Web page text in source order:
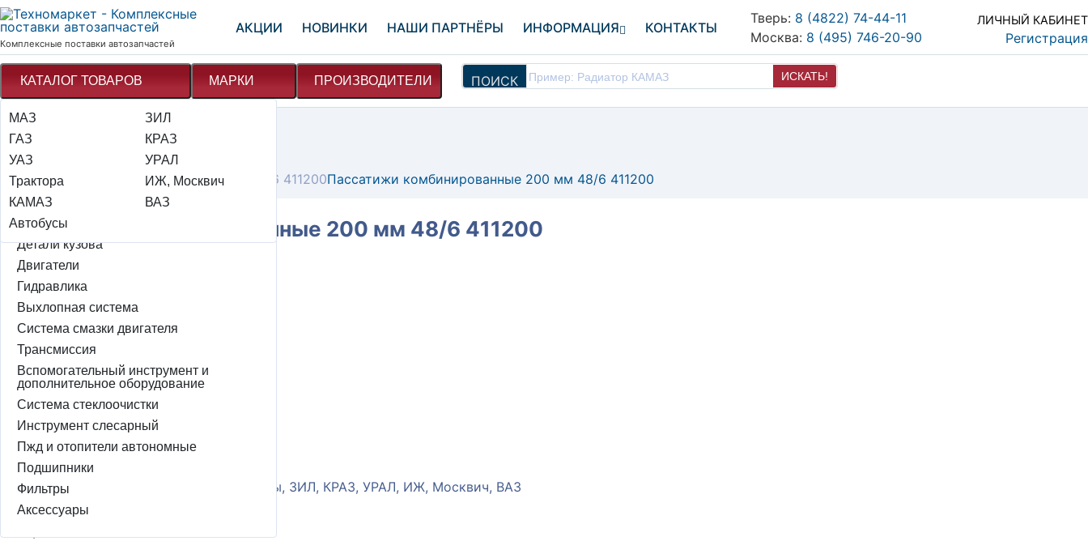
Комплексные поставки автозапчастей
АКЦИИ НОВИНКИ НАШИ ПАРТНЁРЫ ИНФОРМАЦИЯ КОНТАКТЫ
Тверь: 8 (4822) 74-44-11
Москва: 8 (495) 746-20-90
ЛИЧНЫЙ КАБИНЕТ
Регистрация
КАТАЛОГ ТОВАРОВ
Электрооборудование
Детали подвески автомобиля
Тормозная система
Рулевое управление + мок
Система охлаждения и отопления
Система питания и элементы эсуд
Детали кузова
Двигатели
Гидравлика
Выхлопная система
Система смазки двигателя
Трансмиссия
Вспомогательный инструмент и
дополнительное оборудование
Система стеклоочистки
Инструмент слесарный
Пжд и отопители автономные
Подшипники
Фильтры
Аксессуары
МАРКИ
МАЗ
ГАЗ
УАЗ
Трактора
КАМАЗ
Автобусы
ЗИЛ
КРАЗ
УРАЛ
ИЖ, Москвич
ВАЗ
ПРОИЗВОДИТЕЛИ ПОИСК ИСКАТЬ!
Техномаркет
Каталог
Инструмент слесарный
Шарнирно-губцевый инструмент
Пассатижи комбинированные 200 мм 48/6 411200Пассатижи комбинированные 200 мм 48/6 411200
Пассатижи комбинированные 200 мм 48/6 411200
Цена: 494 ₽
авторизуйтесь для заказа
playlist_add
В наличии: 518 шт
Тверь: 12шт
Домодедово: 6шт
Под заказ 7 дней: 500шт
Артикул
411200
Производитель
Дело Техники
Совместимость
МАЗ, ГАЗ, УАЗ, Трактора, КАМАЗ, Автобусы, ЗИЛ, КРАЗ, УРАЛ, ИЖ, Москвич, ВАЗ
все а/м